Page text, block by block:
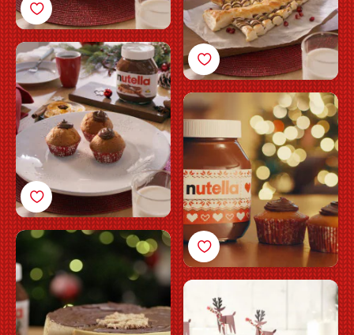
Muffins med Nutella®
De festlige
Nutella<sup>®</sup>-
muffins
Cheesecake med
Nutella®
hasselnødder og
Nutella®